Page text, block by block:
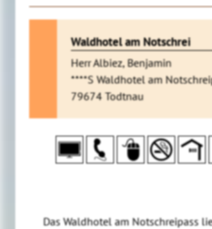
Waldhotel am Notschrei
Herr Albiez, Benjamin
****S Waldhotel am
79674 Todtnau
Das Waldhotel am Notschreipass